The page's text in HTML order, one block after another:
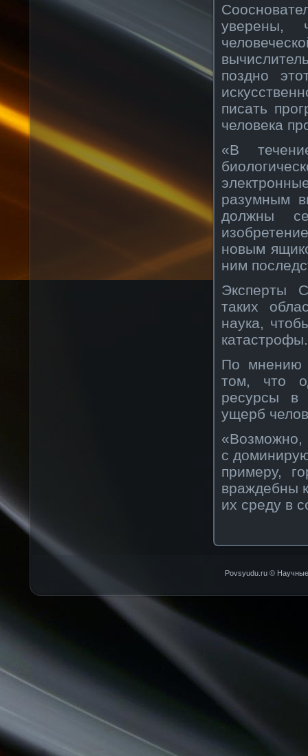
уверены,
поздно
писать
человека
«В
разумным
должны
новым
ним
Эксперты
таких
наука,
катастрофы.
По мнению
том, что
ресурсы в
ущерб
«Возможно,
с
примеру,
враждебны
их среду в
Povsyudu.ru © Научные